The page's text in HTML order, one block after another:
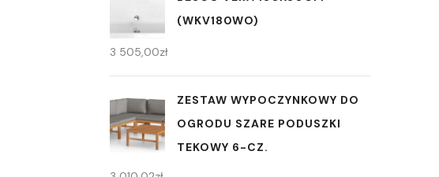
(WKV180WO)
3 505,00zł
ZESTAW WYPOCZYNKOWY DO
OGRODU SZARE PODUSZKI
TEKOWY 6-CZ.